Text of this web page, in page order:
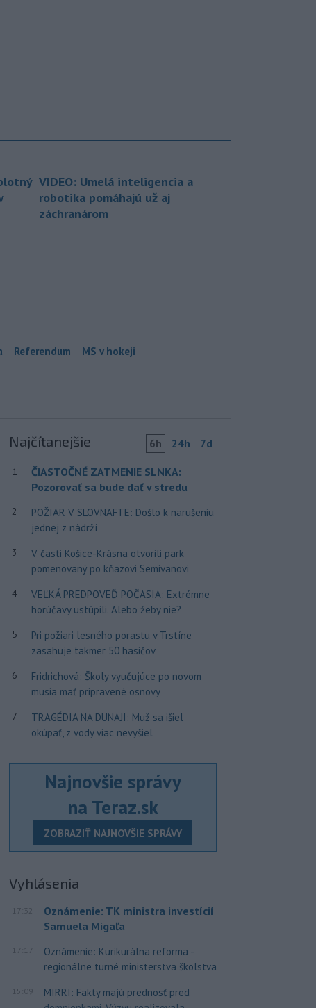
VIDEO: Umelá inteligencia a
robotika pomáhajú už aj
záchranárom
Referendum MS v hokeji
Najčítanejšie 6h 24h 7d
1
ČIASTOČNÉ ZATMENIE SLNKA:
Pozorovať sa bude dať v stredu
2
POŽIAR V SLOVNAFTE: Došlo k narušeniu
jednej z nádrží
3
V časti Košice-Krásna otvorili park
pomenovaný po kňazovi Semivanovi
4
VEĽKÁ PREDPOVEĎ POČASIA: Extrémne
horúčavy ustúpili. Alebo žeby nie?
5
Pri požiari lesného porastu v Trstíne
zasahuje takmer 50 hasičov
6
Fridrichová: Školy vyučujúce po novom
musia mať pripravené osnovy
7
TRAGÉDIA NA DUNAJI: Muž sa išiel
okúpať, z vody viac nevyšiel
Najnovšie správy
na Teraz.sk
ZOBRAZIŤ NAJNOVŠIE SPRÁVY
Vyhlásenia
17:32
Oznámenie: TK ministra investícií
Samuela Migaľa
17:17
Oznámenie: Kurikurálna reforma -
regionálne turné ministerstva školstva
15:09
MIRRI: Fakty majú prednosť pred